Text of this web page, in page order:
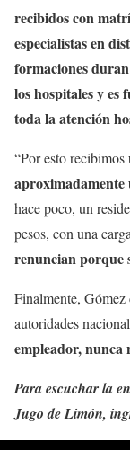
recibidos con
especialistas en
formaciones
los hospitales y es
toda la atención
“Por esto
aproximadamente
hace poco, un
pesos, con una
renuncian porque
Finalmente,
autoridades
empleador, nunca
Para escuchar la
Jugo de Limón,